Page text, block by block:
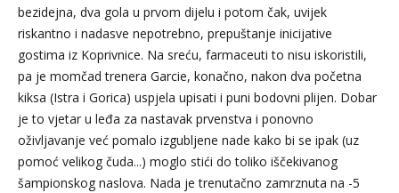
bezidejna, dva gola u prvom dijelu i potom čak, uvijek
riskantno i nadasve nepotrebno, prepuštanje inicijative
gostima iz Koprivnice. Na sreću, farmaceuti to nisu iskoristili,
pa je momčad trenera Garcie, konačno, nakon dva početna
kiksa (Istra i Gorica) uspjela upisati i puni bodovni plijen. Dobar
je to vjetar u leđa za nastavak prvenstva i ponovno
oživljavanje već pomalo izgubljene nade kako bi se ipak (uz
pomoć velikog čuda...) moglo stići do toliko iščekivanog
šampionskog naslova. Nada je trenutačno zamrznuta na -5